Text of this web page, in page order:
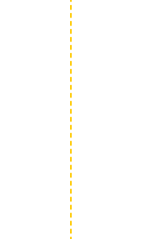
Disfraces caseros
fantasma